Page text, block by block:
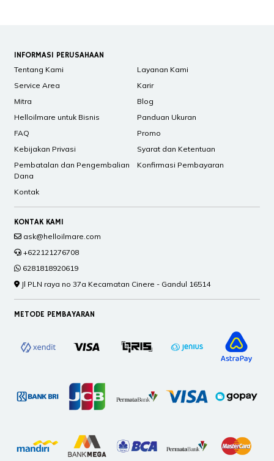
INFORMASI PERUSAHAAN
Tentang Kami
Layanan Kami
Service Area
Karir
Mitra
Blog
Helloilmare untuk Bisnis
Panduan Ukuran
FAQ
Promo
Kebijakan Privasi
Syarat dan Ketentuan
Pembatalan dan Pengembalian
Dana
Konfirmasi Pembayaran
Kontak
KONTAK KAMI
ask@helloilmare.com
+622121276708
6281818920619
Jl PLN raya no 37a Kecamatan Cinere - Gandul 16514
METODE PEMBAYARAN